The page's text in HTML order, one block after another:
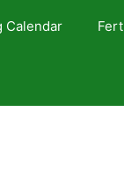
Calendar